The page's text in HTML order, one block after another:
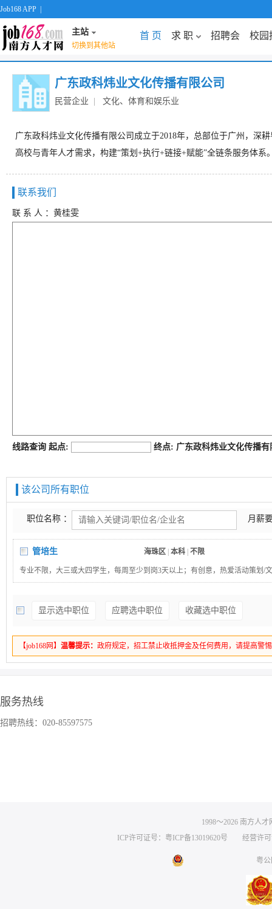
Job168 APP
主站
切换到其他站
首 页 求 职 招聘会 校园
广东政科炜业文化传播有限公司
民营企业 文化、体育和娱乐业
广东政科炜业文化传播有限公司成立于2018年，总部位于广州，深
高校与青年人才需求，构建“策划+执行+链接+赋能”全链条服务体系
联系我们
联 系 人 ：黄桂雯
线路查询 起点: 终点: 广东政科炜业文化传播
该公司所有职位
职位名称 ： 月薪
管培生 海珠区 本科 不限
专业不限，大三或大四学生，每周至少到岗3天以上；有创意，热爱活动策划/
备执行能力，能接受轮岗。
显示选中职位 应聘选中职位 收藏选中职位
【job168网】 温馨提示： 政府规定，招工禁止收抵押金及任何费用，请提高警
服务热线
招聘热线：020-85597575
1998～2026 南方人才
ICP许可证号：粤ICP备13019620号 经营许可
粤公